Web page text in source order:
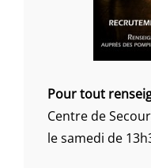
Pour tout
Centre de
le samedi de